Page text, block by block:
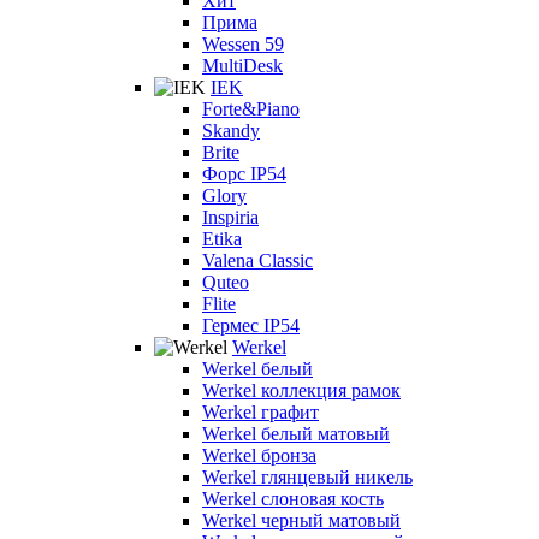
Прима
Wessen 59
MultiDesk
IEK
Forte&Piano
Skandy
Brite
Форс IP54
Glory
Inspiria
Etika
Valena Classic
Quteo
Flite
Гермес IP54
Werkel
Werkel белый
Werkel коллекция рамок
Werkel графит
Werkel белый матовый
Werkel бронза
Werkel глянцевый никель
Werkel слоновая кость
Werkel черный матовый